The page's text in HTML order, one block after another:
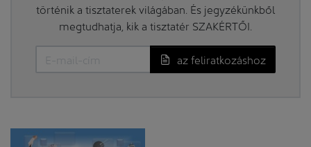
történik a tisztaterek világában. És jegyzékünkből
megtudhatja, kik a tisztatér SZAKÉRTŐI.
az feliratkozáshoz